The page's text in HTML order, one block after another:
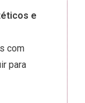
e
com
para